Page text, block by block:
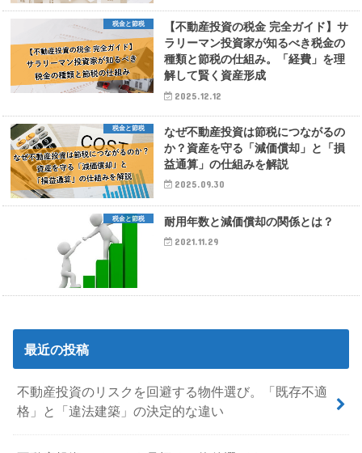
税金と節税
【不動産投資の税金 完全ガイド】サ
ラリーマン投資家が知るべき税金の
種類と節税の仕組み。「経費」を理
解して賢く資産形成
2025.12.12
税金と節税
なぜ不動産投資は節税につながるの
か？資産を守る「減価償却」と「損
益通算」の仕組みを解説
2025.09.30
税金と節税 耐用年数と減価償却の関係とは？
2021.11.29
最近の投稿
不動産投資のリスクを回避する物件選び。「既存不適
格」と「違法建築」の決定的な違い